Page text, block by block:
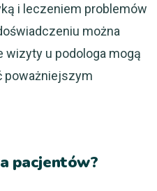
i leczeniem problemów
można
u podologa mogą
poważniejszym
pacjentów?